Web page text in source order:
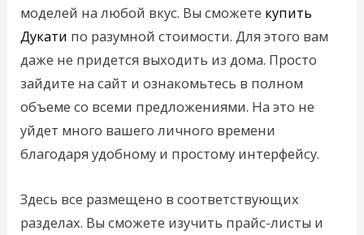
моделей на любой вкус. Вы сможете купить
Дукати по разумной стоимости. Для этого вам
даже не придется выходить из дома. Просто
зайдите на сайт и ознакомьтесь в полном
объеме со всеми предложениями. На это не
уйдет много вашего личного времени
благодаря удобному и простому интерфейсу.
Здесь все размещено в соответствующих
разделах. Вы сможете изучить прайс-листы и